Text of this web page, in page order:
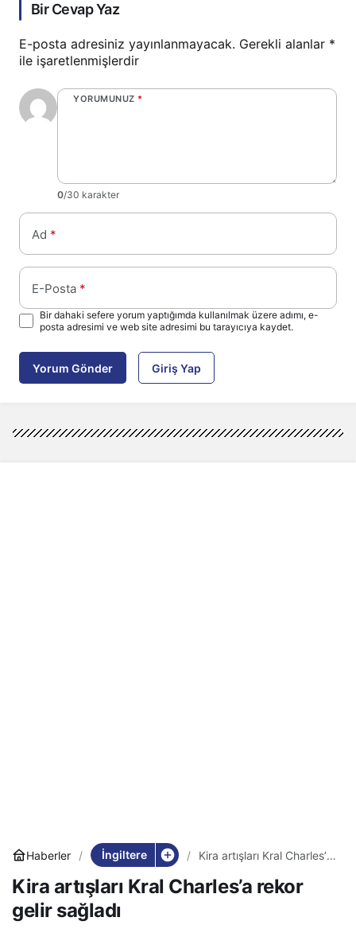
Bir Cevap Yaz
E-posta adresiniz yayınlanmayacak. Gerekli alanlar *
ile işaretlenmişlerdir
YORUMUNUZ *
0/30 karakter
Ad *
E-Posta *
Bir dahaki sefere yorum yaptığımda kullanılmak üzere adımı, e-
posta adresimi ve web site adresimi bu tarayıcıya kaydet.
Yorum Gönder Giriş Yap
Haberler İngiltere
Kira artışları Kral Charles’a
Kira artışları Kral Charles’a rekor
gelir sağladı